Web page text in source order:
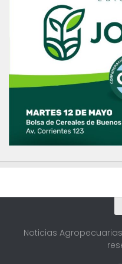
Noticias